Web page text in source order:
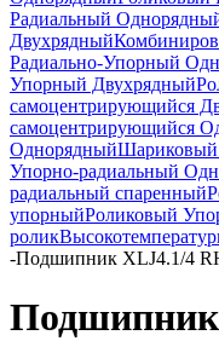
Радиальный
Двухрядный
Радиально-Упорный
Упорный Двухрядный
самоцентрирующийся
самоцентрирующийся
Однорядный
Упорно-радиальный
радиальный спаренный
упорныйРоликовый
ролик
-Подшипник XLJ4.1/4